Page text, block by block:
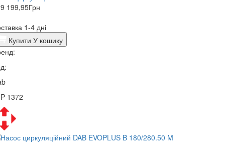
199,95Грн
1-4 дні
Купити У кошику
1372